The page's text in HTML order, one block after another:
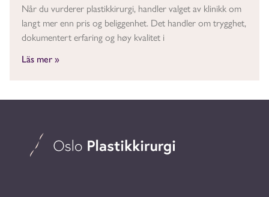
Når du vurderer plastikkirurgi, handler valget av klinikk om
langt mer enn pris og beliggenhet. Det handler om trygghet,
dokumentert erfaring og høy kvalitet i
Läs mer »